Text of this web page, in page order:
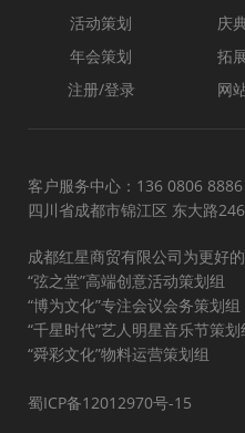
活动策划 庆
年会策划
拓
注册/登录
网
客户服务中心：136 0806 8886
四川省成都市锦江区 东大路
成都红星商贸有限公司为更好
“弦之堂”高端创意活动策划组
“博为文化”专注会议会务策划组
“千星时代”艺人明星音乐节策划
“舜彩文化”物料运营策划组
蜀ICP备12012970号-15